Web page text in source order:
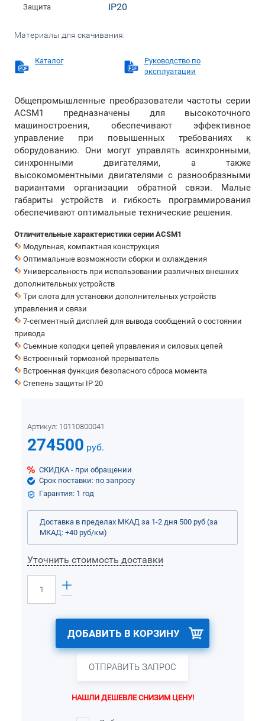
Защита IP20
Материалы для скачивания:
Каталог
Руководство по
эксплуатации
Общепромышленные преобразователи частоты серии
ACSM1 предназначены для высокоточного
машиностроения, обеспечивают эффективное
управление при повышенных требованиях к
оборудованию. Они могут управлять асинхронными,
синхронными двигателями, а также
высокомоментными двигателями с разнообразными
вариантами организации обратной связи. Малые
габариты устройств и гибкость программирования
обеспечивают оптимальные технические решения.
Отличительные характеристики серии ACSM1
Модульная, компактная конструкция
Оптимальные возможности сборки и охлаждения
Универсальность при использовании различных внешних
дополнительных устройств
Три слота для установки дополнительных устройств
управления и связи
7-сегментный дисплей для вывода сообщений о состоянии
привода
Съемные колодки цепей управления и силовых цепей
Встроенный тормозной прерыватель
Встроенная функция безопасного сброса момента
Степень защиты IP 20
Артикул: 10110800041
274500 руб.
СКИДКА - при обращении
Срок поставки: по запросу
Гарантия: 1 год
Доставка в пределах МКАД за 1-2 дня 500 руб (за
МКАД: +40 руб/км)
Уточнить стоимость доставки
ДОБАВИТЬ В КОРЗИНУ
ОТПРАВИТЬ ЗАПРОС
НАШЛИ ДЕШЕВЛЕ СНИЗИМ ЦЕНУ!